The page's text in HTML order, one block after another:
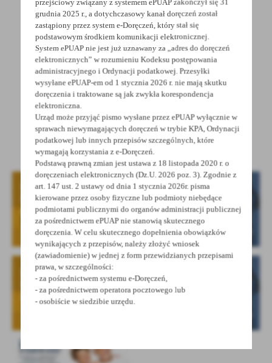
Galeria zdjęć
grudnia 2025 r., a dotychczasowy kanał doręczeń został
zastąpiony przez system e-Doręczeń, który stał się
podstawowym środkiem komunikacji elektronicznej.
System ePUAP nie jest już uznawany za „adres do doręczeń
elektronicznych” w rozumieniu Kodeksu postępowania
administracyjnego i Ordynacji podatkowej. Przesyłki
wysyłane ePUAP-em od 1 stycznia 2026 r. nie mają skutku
doręczenia i traktowane są jak zwykła korespondencja
elektroniczna.
Urząd może przyjąć pismo wysłane przez ePUAP wyłącznie w
sprawach niewymagających doręczeń w trybie KPA, Ordynacji
podatkowej lub innych przepisów szczególnych, które
wymagają korzystania z e-Doręczeń.
Podstawą prawną zmian jest ustawa z 18 listopada 2020 r. o
doręczeniach elektronicznych (Dz.U. 2026 poz. 3). Zgodnie z
art. 147 ust. 2 ustawy od dnia 1 stycznia 2026r. pisma
kierowane przez osoby fizyczne lub podmioty niebędące
podmiotami publicznymi do organów administracji publicznej
za pośrednictwem ePUAP nie stanowią skutecznego
doręczenia. W celu skutecznego dopełnienia obowiązków
wynikających z przepisów, należy złożyć wniosek
(zawiadomienie) w jednej z form przewidzianych przepisami
prawa, w szczególności:
- za pośrednictwem systemu e-Doręczeń,
- za pośrednictwem operatora pocztowego lub
- osobiście w siedzibie urzędu.